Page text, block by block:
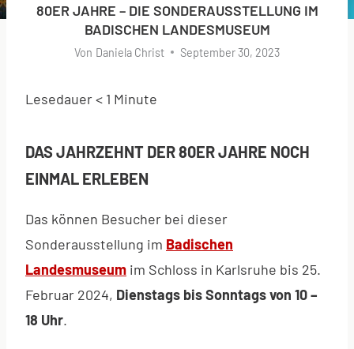
80ER JAHRE – DIE SONDERAUSSTELLUNG IM
BADISCHEN LANDESMUSEUM
Von Daniela Christ September 30, 2023
Lesedauer< 1 Minute
DAS JAHRZEHNT DER 80ER JAHRE NOCH
EINMAL ERLEBEN
Das können Besucher bei dieser
Sonderausstellung im Badischen
Landesmuseum im Schloss in Karlsruhe bis 25.
Februar 2024, Dienstags bis Sonntags von 10 –
18 Uhr.